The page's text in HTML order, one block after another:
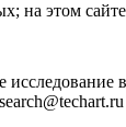
на этом
исследование